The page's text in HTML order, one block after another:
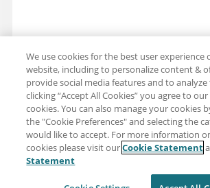
Partager : Courriel
Twitter
Clause de non-responsabilité
We use cookies for the best user experience
website, including to personalize content &
provide social media features and to analyze
clicking “Accept All Cookies” you agree to
cookies. You can also manage your cookies
the "Cookie Preferences" and selecting the
would like to accept. For more information
cookies please visit ourCookie Statement
Statement